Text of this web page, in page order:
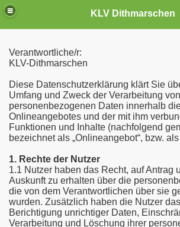
KLV Dithmarschen
Verantwortliche/r:
KLV-Dithmarschen
Diese Datenschutzerklärung klärt Sie
Umfang und Zweck der Verarbeitung von
personenbezogenen Daten innerhalb
Onlineangebotes und der mit ihm
Funktionen und Inhalte (nachfolgend
bezeichnet als „Onlineangebot“, bzw. als
1. Rechte der Nutzer
1.1 Nutzer haben das Recht, auf Antrag
Auskunft zu erhalten über die
die von dem Verantwortlichen über sie
wurden. Zusätzlich haben die Nutzer
Berichtigung unrichtiger Daten,
Verarbeitung und Löschung ihrer